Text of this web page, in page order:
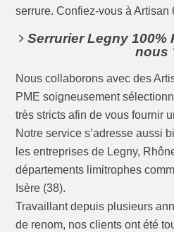
serrure. Confiez-vous à Artisan
Serrurier Legny 100%
nous
Nous collaborons avec des
PME soigneusement
très stricts afin de vous fournir
Notre service s’adresse aussi
les entreprises de Legny,
départements limitrophes
Isère (38).
Travaillant depuis plusieurs
de renom, nos clients ont été